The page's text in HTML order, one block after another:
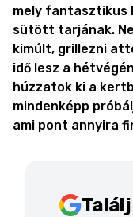
mely fantasztikus
sütött tarjának.
kimúlt, grillezni
idő lesz a
húzzatok ki a
mindenképp
ami pont annyira